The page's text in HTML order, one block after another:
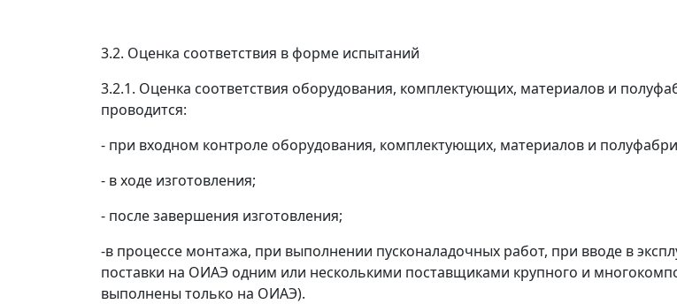
3.2. Оценка соответствия в форме испытаний
3.2.1. Оценка соответствия оборудования, комплектующих, материалов и
проводится:
- при входном контроле оборудования, комплектующих, материалов и
- в ходе изготовления;
- после завершения изготовления;
-в процессе монтажа, при выполнении пусконаладочных работ, при вводе в
поставки на ОИАЭ одним или несколькими поставщиками крупного и
выполнены только на ОИАЭ).